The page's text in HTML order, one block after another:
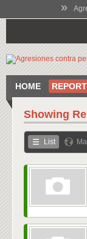
»
HOME
Showing
List